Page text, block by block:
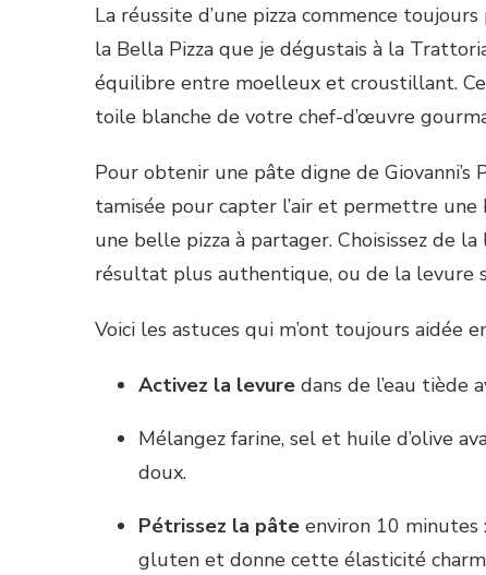
La réussite d’une pizza commence
la Bella Pizza que je dégustais à la
équilibre entre moelleux et croustillant.
toile blanche de votre chef-d’œuvre
Pour obtenir une pâte digne de
tamisée pour capter l’air et permettre
une belle pizza à partager. Choisissez de
résultat plus authentique, ou de la levure
Voici les astuces qui m’ont toujours aidée
Activez la levure dans de l’eau tiède
Mélangez farine, sel et huile d’olive
doux.
Pétrissez la pâte environ 10 minutes
gluten et donne cette élasticité